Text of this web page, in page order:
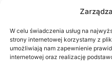
W celu świadczenia usług na
strony internetowej korzystamy z
umożliwiają nam zapewnienie
internetowej oraz realizację